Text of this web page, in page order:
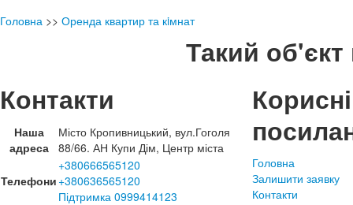
Головна >> Оренда квартир та кiмнат
Такий об'єкт
Контакти
Наша
адреса
Місто Кропивницький, вул.Гоголя
88/66. АН Купи Дім, Центр міста
Телефони
+380666565120
+380636565120
Підтримка 0999414123
Корисні
Головна
Залишити заявку
Контакти